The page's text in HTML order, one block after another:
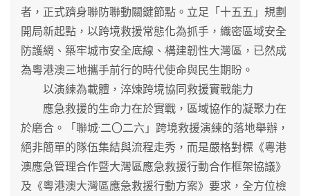
者，正式躋身聯防聯動關鍵節點。立足「十五五」規劃
開局新起點，以跨境救援常態化為抓手，織密區域安全
防護網、築牢城市安全底線、構建韌性大灣區，已然成
為粵港澳三地攜手前行的時代使命與民生期盼。
以演練為載體，淬煉跨境協同救援實戰能力
應急救援的生命力在於實戰，區域協作的凝聚力在
於磨合。「聯城·二〇二六」跨境救援演練的落地舉辦，
絕非簡單的隊伍集結與流程走秀，而是嚴格對標《粵港
澳應急管理合作暨大灣區應急救援行動合作框架協議》
及《粵港澳大灣區應急救援行動方案》要求，全方位檢